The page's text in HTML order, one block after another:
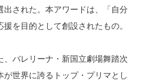
b
o
k
出された。本アワードは、「自分
を目的として創設されたもの。
、バレリーナ・新国立劇場舞踏次
世界に誇るトップ・プリマとし